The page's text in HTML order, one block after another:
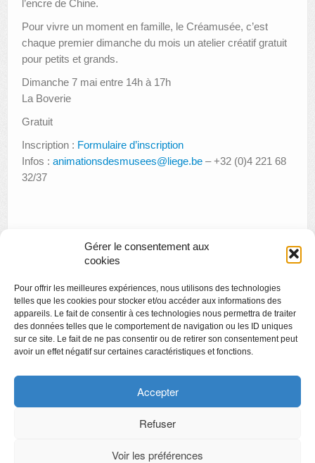
Gérer le consentement aux
cookies
Pour offrir les meilleures expériences, nous utilisons des technologies
telles que les cookies pour stocker et/ou accéder aux informations des
appareils. Le fait de consentir à ces technologies nous permettra de traiter
des données telles que le comportement de navigation ou les ID uniques
sur ce site. Le fait de ne pas consentir ou de retirer son consentement peut
avoir un effet négatif sur certaines caractéristiques et fonctions.
Accepter
Refuser
Voir les préférences
l’encre de Chine.
Pour vivre un moment en famille, le Créamusée, c’est
chaque premier dimanche du mois un atelier créatif gratuit
pour petits et grands.
Dimanche 7 mai entre 14h à 17h
La Boverie
Gratuit
Inscription : Formulaire d’inscription
Infos : animationsdesmusees@liege.be – +32 (0)4 221 68
32/37
Conférence : Promouvoir des vertus par la gravure. La
Avec le temps… Soirée hommage à Léo Ferré
Copyright
Politique de confidentialité
Chartes des engagements des opérateurs culturels